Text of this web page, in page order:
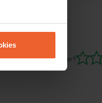
Sie schon einmal hier?